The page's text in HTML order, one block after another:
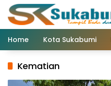
Langsung
konten
Home
Kota Sukabumi
Kematian